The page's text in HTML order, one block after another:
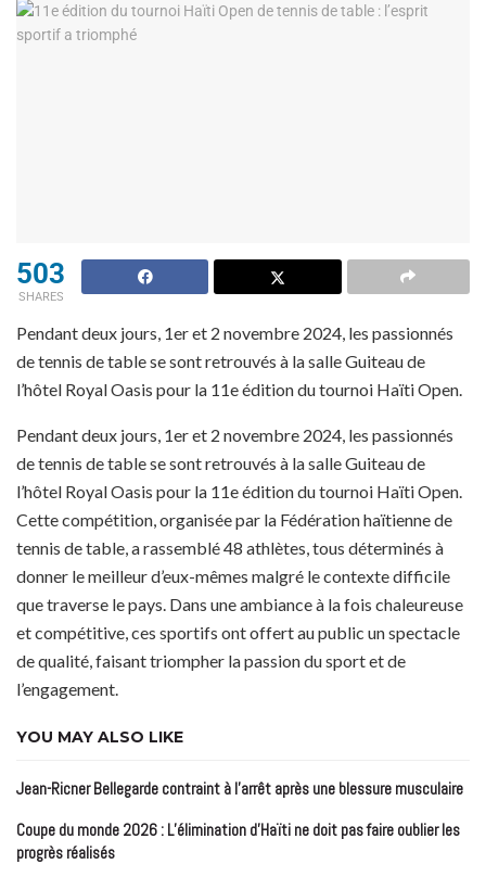
503
SHARES
Pendant deux jours, 1er et 2 novembre 2024, les passionnés
de tennis de table se sont retrouvés à la salle Guiteau de
l’hôtel Royal Oasis pour la 11e édition du tournoi Haïti Open.
Pendant deux jours, 1er et 2 novembre 2024, les passionnés
de tennis de table se sont retrouvés à la salle Guiteau de
l’hôtel Royal Oasis pour la 11e édition du tournoi Haïti Open.
Cette compétition, organisée par la Fédération haïtienne de
tennis de table, a rassemblé 48 athlètes, tous déterminés à
donner le meilleur d’eux-mêmes malgré le contexte difficile
que traverse le pays. Dans une ambiance à la fois chaleureuse
et compétitive, ces sportifs ont offert au public un spectacle
de qualité, faisant triompher la passion du sport et de
l’engagement.
YOU MAY ALSO LIKE
Jean-Ricner Bellegarde contraint à l’arrêt après une blessure musculaire
Coupe du monde 2026 : L’élimination d’Haïti ne doit pas faire oublier les
progrès réalisés